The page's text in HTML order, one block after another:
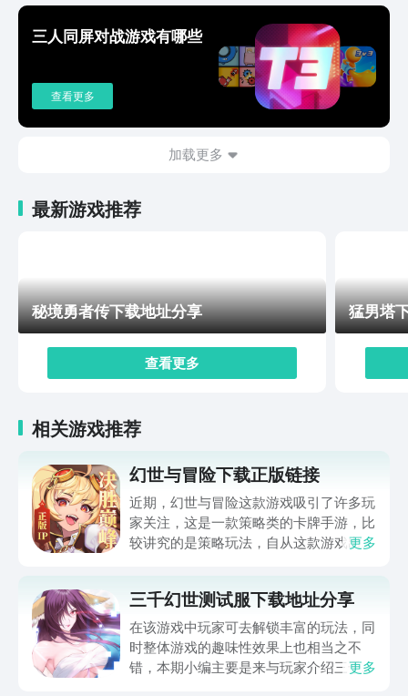
玩家可以根据不同的强度和战斗需求去进行选择。所以这
款游戏为大家提供了一个充满冒险和策略的国漫世界，给
玩家提供了很多的修仙玩法和策略性战斗系统，所以如果
玩家也喜欢不一样的国风风的游戏的话，这款游戏一定会
给大家带来不一样的玩法。所以如果通过以上小编对于这
款游戏内容的介绍，大家感兴趣的话，就可以通过九游
APP去进行下载游玩咯！
三人同屏对战游戏有哪些
查看更多
加载更多
最新游戏推荐
秘境勇者传下载地址分享
查看更多
猛男塔
相关游戏推荐
幻世与冒险下载正版链接
近期，幻世与冒险这款游戏吸引了许多玩
家关注，这是一款策略类的卡牌手游，比
较讲究的是策略玩法，自从这款游戏出现
法以及相关的特色玩法，要是各位玩家也
想深入了解一下的话，那么一定不可以错
过相关内容。
更多
三千幻世测试服下载地址分享
在该游戏中玩家可去解锁丰富的玩法，同
时整体游戏的趣味性效果上也相当之不
错，本期小编主要是来与玩家介绍三千幻
更多